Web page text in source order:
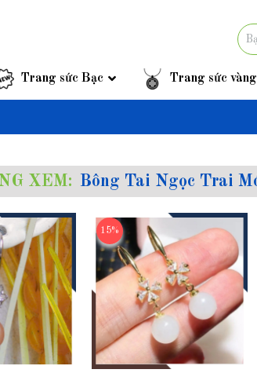
Trang sức Bạc Trang sức vàng
XEM:
15%